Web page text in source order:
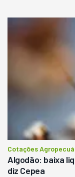
Cotações
Algodão: baixa
diz Cepea